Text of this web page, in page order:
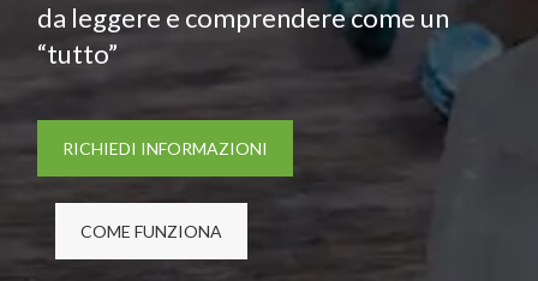
da leggere e comprendere come un
“tutto”
RICHIEDI INFORMAZIONI
COME FUNZIONA